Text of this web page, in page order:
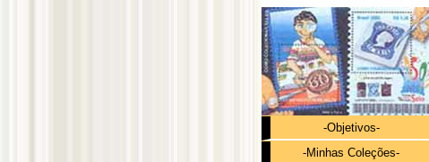
-Objetivos-
-Minhas Coleções-